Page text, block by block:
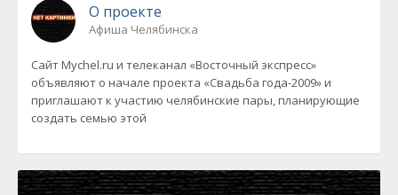
О проекте
Афиша Челябинска
Сайт Mychel.ru и телеканал «Восточный экспресс»
объявляют о начале проекта «Свадьба года-2009» и
приглашают к участию челябинские пары, планирующие
создать семью этой